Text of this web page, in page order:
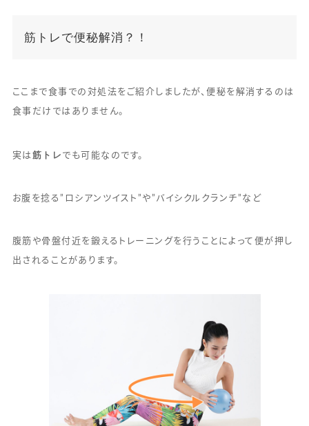
筋トレで便秘解消？！
ここまで食事での対処法をご紹介しましたが、便秘を解消するのは
食事だけではありません。
実は 筋トレ でも可能なのです。
お腹を捻る”ロシアンツイスト”や”バイシクルクランチ”など
腹筋や骨盤付近を鍛えるトレーニングを行うことによって便が押し
出されることがあります。